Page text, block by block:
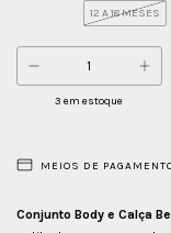
12 A 18 MESES
3 em estoque
MEIOS DE
Conjunto Body e Calça